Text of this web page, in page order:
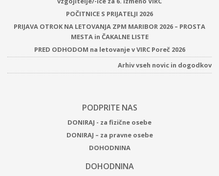
POČITNICE S PRIJATELJI 2026
PRIJAVA OTROK NA LETOVANJA ZPM MARIBOR 2026 – PROSTA
MESTA in ČAKALNE LISTE
PRED ODHODOM na letovanje v VIRC Poreč 2026
Arhiv vseh novic in dogodkov
PODPRITE NAS
DONIRAJ - za fizične osebe
DONIRAJ – za pravne osebe
DOHODNINA
DOHODNINA